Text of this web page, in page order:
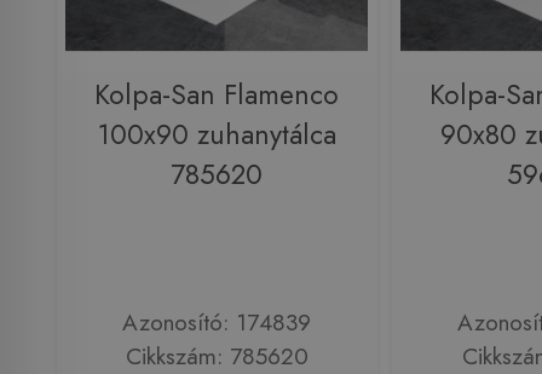
Kolpa-San Flamenco
100x90 zuhanytálca
785620
Azonosító: 174839
Cikkszám: 785620
Kolpa-
90x80